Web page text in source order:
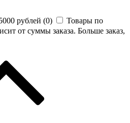
рублей (0)
Товары по
от суммы заказа. Больше заказ,